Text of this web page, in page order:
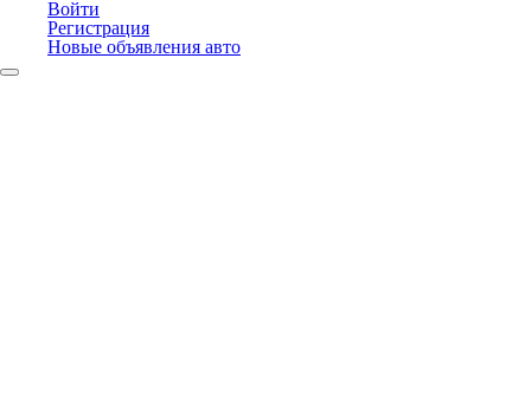
Войти
Регистрация
Новые объявления авто